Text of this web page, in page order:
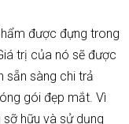
được đựng trong
trị của nó sẽ được
sẵn sàng chi trả
gói đẹp mắt. Vì
hữu và sử dụng